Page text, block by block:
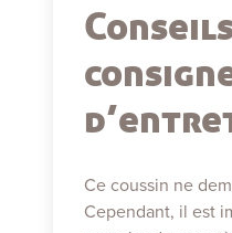
Ce coussin ne
Cependant, il est